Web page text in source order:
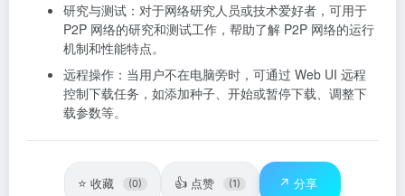
研究与测试：对于网络研究人员或技术爱好者，可用于
P2P 网络的研究和测试工作，帮助了解 P2P 网络的运行
机制和性能特点。
远程操作：当用户不在电脑旁时，可通过 Web UI 远程
控制下载任务，如添加种子、开始或暂停下载、调整下
载参数等。
⭐ 收藏 (0) 👍 点赞 (1) ↗️ 分享